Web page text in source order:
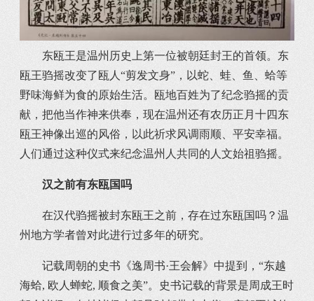
东瓯王是温州历史上第一位被朝廷封王的首领。东
瓯王驺摇改变了瓯人“剪发文身”，以蛇、蛙、鱼、蛤等
野味海鲜为食的原始生活。瓯地百姓为了纪念驺摇的贡
献，把他当作神来供奉，现在温州还有农历正月十四东
瓯王神像出巡的风俗，以此祈求风调雨顺、平安幸福。
人们通过这种仪式来纪念温州人共同的人文始祖驺摇。
汉之前有东瓯国吗
在汉代驺摇被封东瓯王之前，存在过东瓯国吗？温
州地方学者曾对此进行过多年的研究。
记载周朝的史书《逸周书·王会解》中提到，“东越
海蛤, 欧人蝉蛇, 顺食之美”。史书记载的背景是周成王时